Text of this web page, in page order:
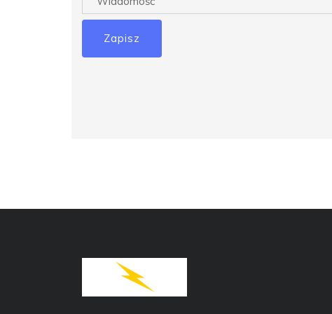
Zapisz